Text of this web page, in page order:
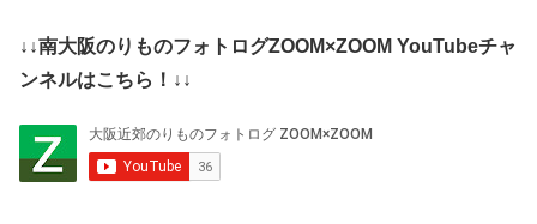
↓↓南大阪のりものフォトログZOOM×ZOOM YouTubeチャ
ンネルはこちら！↓↓